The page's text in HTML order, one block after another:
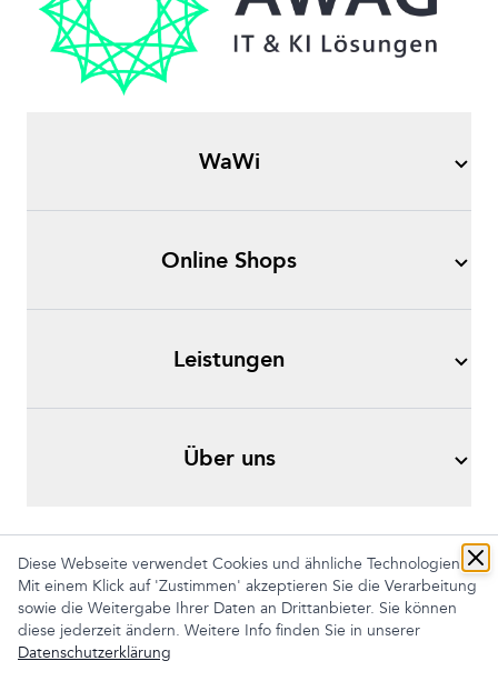
Diese Webseite verwendet Cookies und ähnliche Technologien.
Mit einem Klick auf 'Zustimmen' akzeptieren Sie die Verarbeitung
sowie die Weitergabe Ihrer Daten an Drittanbieter. Sie können
diese jederzeit ändern. Weitere Info finden Sie in unserer
Datenschutzerklärung
WaWi
Online Shops
Leistungen
Über uns
Impressum AGB
Datenschutz
Cookies anpassen